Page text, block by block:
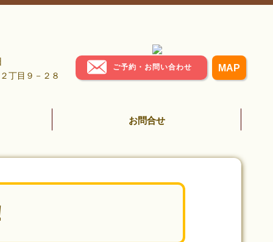
丁目９－２８
ご予約・お問い合わせ MAP
お問合せ